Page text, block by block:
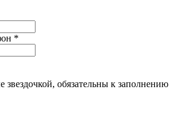
*
звездочкой, обязательны к заполнению